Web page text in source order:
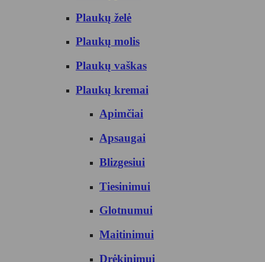
Plaukų želė
Plaukų molis
Plaukų vaškas
Plaukų kremai
Apimčiai
Apsaugai
Blizgesiui
Tiesinimui
Glotnumui
Maitinimui
Drėkinimui